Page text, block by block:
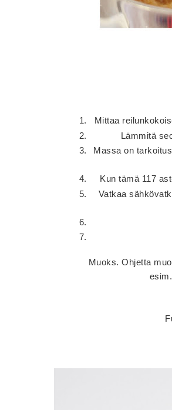
Mittaa
Lämmitä
Massa on
Kun tämä 117
Vatkaa
Muoks. Ohjetta